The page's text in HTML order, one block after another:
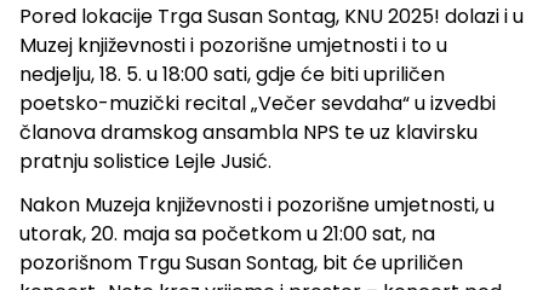
Pored lokacije Trga Susan Sontag, KNU 2025! dolazi i u
Muzej književnosti i pozorišne umjetnosti i to u
nedjelju, 18. 5. u 18:00 sati, gdje će biti upriličen
poetsko-muzički recital „Večer sevdaha“ u izvedbi
članova dramskog ansambla NPS te uz klavirsku
pratnju solistice Lejle Jusić.
Nakon Muzeja književnosti i pozorišne umjetnosti, u
utorak, 20. maja sa početkom u 21:00 sat, na
pozorišnom Trgu Susan Sontag, bit će upriličen